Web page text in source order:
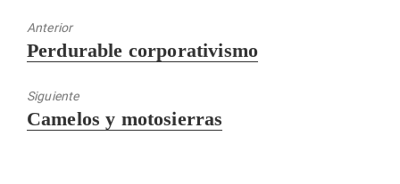
Anterior
Entrada
Perdurable corporativismo
Siguiente
Entrada
Camelos y motosierras